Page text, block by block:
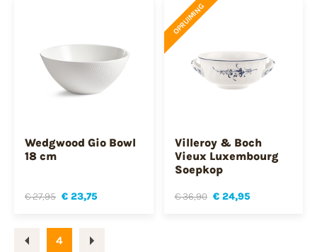
Wedgwood Gio Bowl
18 cm
€ 27,95 € 23,75
OPRUIMING
Villeroy & Boch
Vieux Luxembourg
Soepkop
€ 36,90 € 24,95
4